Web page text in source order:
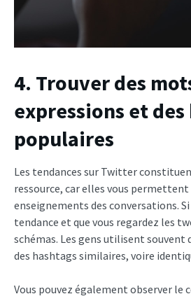
4. Trouver des
expressions et des
populaires
Les tendances sur Twitter
ressource, car elles vous permettent
enseignements des conversations.
tendance et que vous regardez les
schémas. Les gens utilisent souvent
des hashtags similaires, voire
Vous pouvez également observer le